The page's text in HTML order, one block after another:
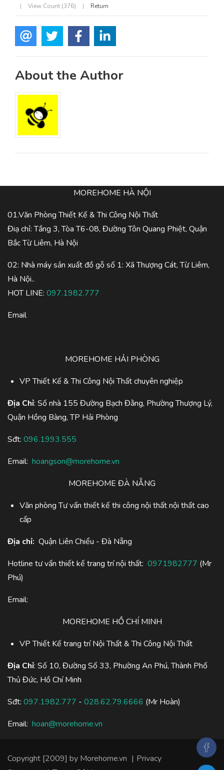
|
View Count (376) | Return
About the Author
MOREHOME HÀ NỘI
01.Văn Phòng Thiết Kế & Thi Công Nội Thất
Điạ chỉ: Tầng 3, Tòa T6-08, Đường Tôn Quang Phiệt, Quận
Bắc Từ Liêm, Hà Nội
02: Nhà máy sản xuất đồ gỗ số 1: Xã Thượng Cát, Từ Liêm,
Hà Nội..
HOT LINE: 097.1982.777
Email
MOREHOME HẢI PHÒNG
VP Thiết Kế & Thi Công Nội Thất chuyên nghiệp
Địa Chỉ: Số nhà 155 Đường Bạch Đằng, Phường Thượng Lý,
Quận Hồng Bàng, TP Hải Phòng
Sđt: 096.1993.555
Email: hoangson@morehome.vn
MOREHOME ĐÀ NẴNG
Văn phòng Tư vấn thiết kế thi công nội thất nội thất cao
cấp
Địa chỉ: Quận Liên Chiểu - Đà Nẵng
Hotline tư vấn thiết kế trang trí nội thất: 0971982777 (Mr
Phú)
Email:
MOREHOME HỒ CHÍ MINH
VP Thiết Kế trang trí Nội Thất & Thi Công Nội Thất
Địa Chỉ: Số 10, Đường Số 33, Phường An Phú, Thành Phố
Thủ Đức, Hồ Chí Minh
Sđt: 097.1982.777 - 028.62.79.6666 (Mr Hoàn)
Email: hoan@morehome.vn
Copyright [2009] by Morehome.vn | Privacy